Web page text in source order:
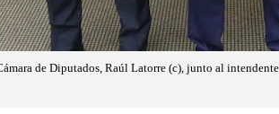
de Diputados, Raúl Latorre (c), junto al